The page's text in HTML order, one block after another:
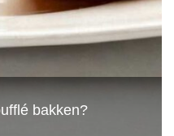
bakken?